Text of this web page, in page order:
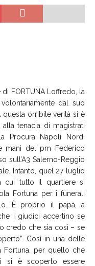
FORTUNA Loffredo, la
dal suo
questa orribile verità si è
tenacia di magistrati
Procura Napoli Nord.
mani del pm Federico
sull’A3 Salerno-Reggio
Intanto, quel 27 luglio
cui tutto il quartiere si
Fortuna per i funerali
È proprio il papà, a
i giudici accertino se
credo che sia così – se
Così in una delle
Fortuna. per quello che
si è scoperto essere